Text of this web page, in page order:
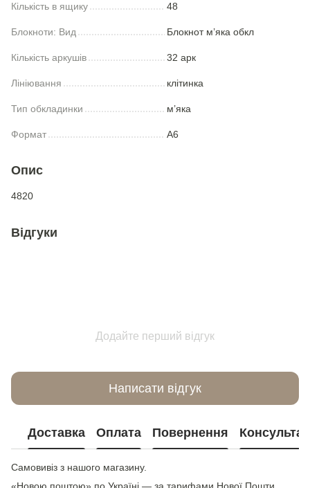
Кількість в ящику 48
Блокноти: Вид Блокнот м’яка обкл
Кількість аркушів 32 арк
Лініювання клітинка
Тип обкладинки м’яка
Формат А6
Опис
4820
Відгуки
Додайте перший відгук
Написати відгук
Доставка Оплата Повернення
Самовивіз з нашого магазину.